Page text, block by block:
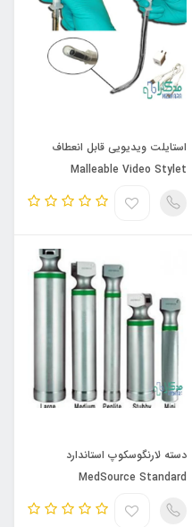
استایلت ویدیویی قابل انعطاف
Malleable Video Stylet
دسته لارنگوسکوپ استاندارد
MedSource Standard
Laryngoscope Handles